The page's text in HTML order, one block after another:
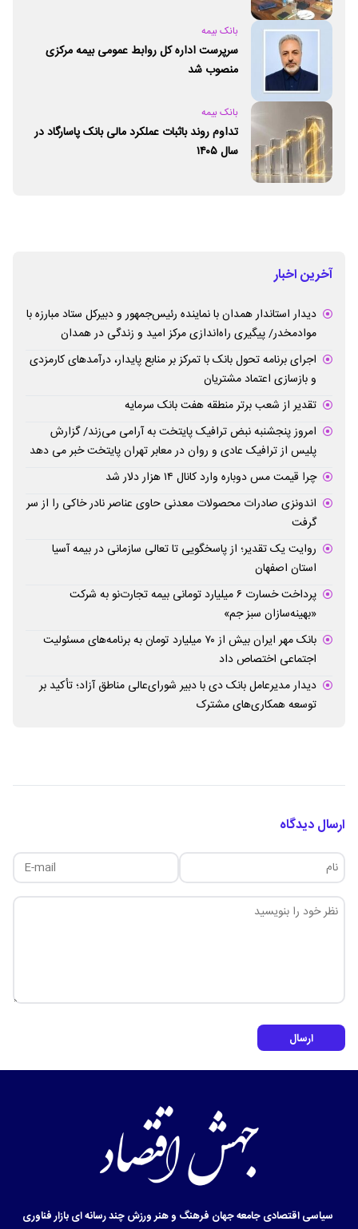
بانک بیمه
سرپرست اداره کل روابط عمومی بیمه مرکزی
منصوب شد
بانک بیمه
تداوم روند باثبات عملکرد مالی بانک پاسارگاد در
سال ۱۴۰۵
آخرین اخبار
دیدار استاندار همدان با نماینده رئیس‌جمهور و دبیرکل ستاد مبارزه با
موادمخدر/ پیگیری راه‌اندازی مرکز امید و زندگی در همدان
اجرای برنامه تحول بانک با تمرکز بر منابع پایدار، درآمدهای کارمزدی
و بازسازی اعتماد مشتریان
تقدیر از شعب برتر منطقه هفت بانک سرمایه
امروز پنجشنبه نبض ترافیک پایتخت به آرامی می‌زند/ گزارش
پلیس از ترافیک عادی و روان در معابر تهران پایتخت خبر می دهد
چرا قیمت مس دوباره وارد کانال ۱۴ هزار دلار شد
اندونزی صادرات محصولات معدنی حاوی عناصر نادر خاکی را از سر
گرفت
روایت یک تقدیر؛ از پاسخگویی تا تعالی سازمانی در بیمه آسیا
استان اصفهان
پرداخت خسارت ۶ میلیارد تومانی بیمه تجارت‌نو به شرکت
«بهینه‌سازان سبز جم»
بانک مهر ایران بیش از ۷۰ میلیارد تومان به برنامه‌های مسئولیت
اجتماعی اختصاص داد
دیدار مدیرعامل بانک دی با دبیر شورای‌عالی مناطق آزاد؛ تأکید بر
توسعه همکاری‌های مشترک
ارسال دیدگاه
ارسال
سیاسیاقتصادیجامعهجهان فرهنگ و هنرورزشچند رسانه ایبازارفناوری